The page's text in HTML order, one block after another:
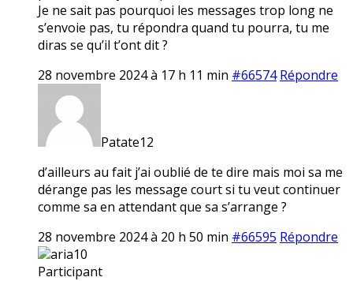
Je ne sait pas pourquoi les messages trop long ne
s’envoie pas, tu répondra quand tu pourra, tu me
diras se qu’il t’ont dit ?
28 novembre 2024 à 17 h 11 min #66574 Répondre
Patate12
d’ailleurs au fait j’ai oublié de te dire mais moi sa me
dérange pas les message court si tu veut continuer
comme sa en attendant que sa s’arrange ?
28 novembre 2024 à 20 h 50 min #66595 Répondre
aria10
Participant